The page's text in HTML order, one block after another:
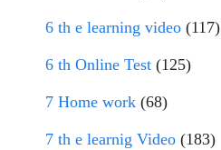
6 th e learning video (117)
6 th Online Test (125)
7 Home work (68)
7 th e learnig Video (183)